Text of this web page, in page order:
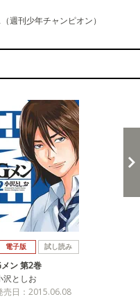
週刊少年チャンピオン）
電子版 試し読み
メン 第2巻
沢としお
売日：2015.06.08